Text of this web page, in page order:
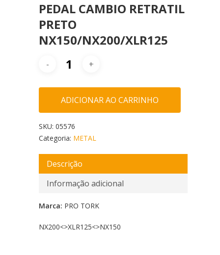
PEDAL CAMBIO RETRATIL
PRETO
NX150/NX200/XLR125
ADICIONAR AO CARRINHO
SKU: 05576
Categoria: METAL
Descrição
Informação adicional
Marca: PRO TORK
NX200<>XLR125<>NX150